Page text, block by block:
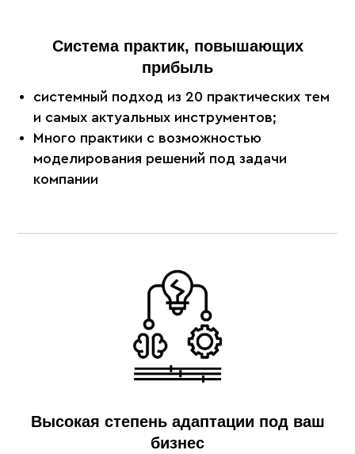
Система практик, повышающих
прибыль
системный подход из 20 практических тем
и самых актуальных инструментов;
Много практики с возможностью
моделирования решений под задачи
компании
Высокая степень адаптации под ваш
бизнес